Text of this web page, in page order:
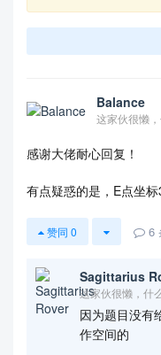
Balance
这家伙很懒
感谢大佬耐心回复！
有点疑惑的是，E点坐
赞同 0 6
Sagittarius
这家伙很懒，什
因为题目没有
作空间的